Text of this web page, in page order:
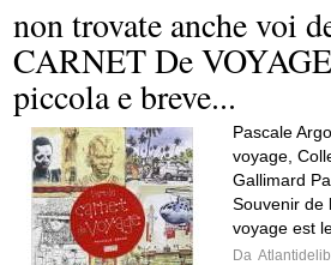
non trovate anche voi
CARNET De
piccola e breve...
Pascale
voyage,
Gallimard
Souvenir de
voyage est
Da